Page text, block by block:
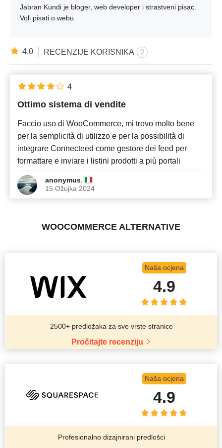
Jabran Kundi je bloger, web developer i strastveni pisac.
Voli pisati o webu.
4.0 RECENZIJE KORISNIKA
Ottimo sistema di vendite
Faccio uso di WooCommerce, mi trovo molto bene
per la semplicità di utilizzo e per la possibilità di
integrare Connecteed come gestore dei feed per
formattare e inviare i listini prodotti a più portali
anonymus,
15 Ožujka 2024
4
WOOCOMMERCE ALTERNATIVE
Naša ocjena
4.9
2500+ predložaka za sve vrste stranice
Pročitajte recenziju
Naša ocjena
4.9
Profesionalno dizajnirani predlošci